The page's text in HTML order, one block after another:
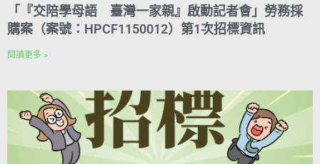
「『交陪學母語 臺灣一家親』啟動記者會」勞務採
購案（案號：HPCF1150012）第1次招標資訊
閱讀更多 »